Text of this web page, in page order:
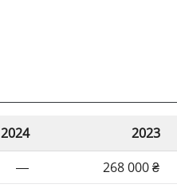
2024 2023
— 268 000 ₴